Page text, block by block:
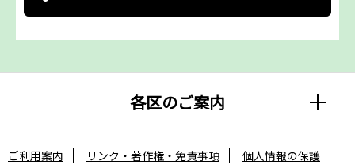
各区のご案内
ご利用案内 リンク・著作権・免責事項
個人情報の保護